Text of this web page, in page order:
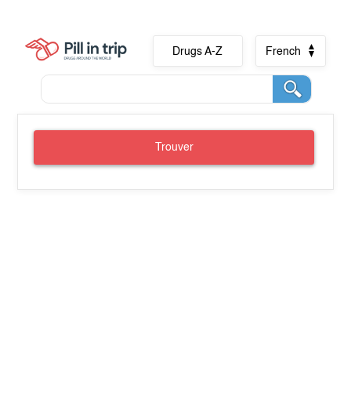
Drugs A-Z French
Trouver